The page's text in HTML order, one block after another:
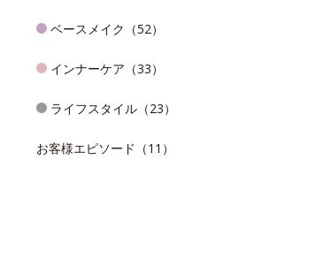
ベースメイク（52）
インナーケア（33）
ライフスタイル（23）
お客様エピソード（11）